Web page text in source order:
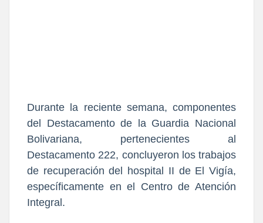
Durante la reciente semana, componentes
del Destacamento de la Guardia Nacional
Bolivariana, pertenecientes al
Destacamento 222, concluyeron los trabajos
de recuperación del hospital II de El Vigía,
específicamente en el Centro de Atención
Integral.